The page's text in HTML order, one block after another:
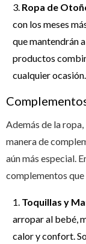
Ropa de
con los meses
que mantendrán
productos
cualquier ocasión.
Además de la
manera de
aún más especial.
complementos que
Toquillas y
arropar al bebé,
calor y confort.